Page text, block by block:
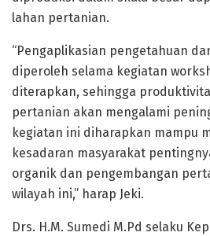
lahan pertanian.
“Pengaplikasian pengetahuan
diperoleh selama kegiatan
diterapkan, sehingga
pertanian akan mengalami
kegiatan ini diharapkan mampu
kesadaran masyarakat
organik dan pengembangan
wilayah ini,” harap Jeki.
Drs. H.M. Sumedi M.Pd selaku